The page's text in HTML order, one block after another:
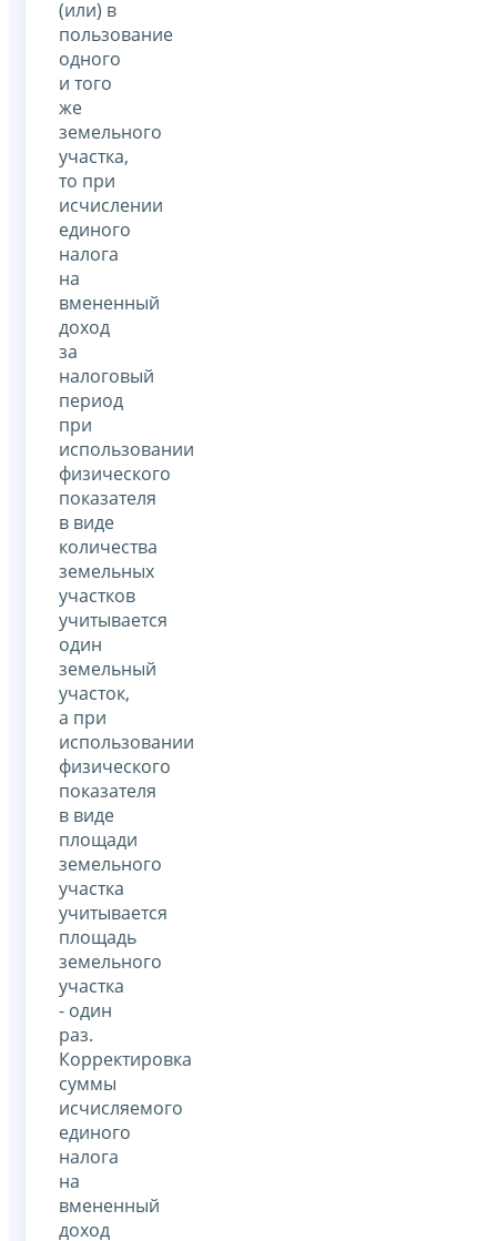
(или) в
пользование
одного
и того
же
земельного
участка,
то при
исчислении
единого
налога
на
вмененный
доход
за
налоговый
период
при
использовании
физического
показателя
в виде
количества
земельных
участков
учитывается
один
земельный
участок,
а при
использовании
физического
показателя
в виде
площади
земельного
участка
учитывается
площадь
земельного
участка
- один
раз.
Корректировка
суммы
исчисляемого
единого
налога
на
вмененный
доход